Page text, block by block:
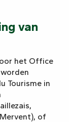
van
het Office
Tourisme in
of